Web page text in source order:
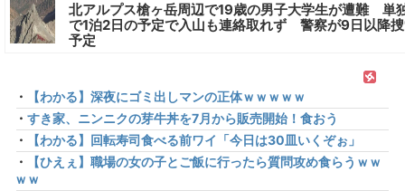
北アルプス槍ヶ岳周辺で19歳の男子大学生が遭難 単
で1泊2日の予定で入山も連絡取れず 警察が9日以降
予定
・
【わかる】深夜にゴミ出しマンの正体ｗｗｗｗｗ
・ すき家、ニンニクの芽牛丼を7月から販売開始！食おう
・
【わかる】回転寿司食べる前ワイ「今日は30皿いくぞぉ」
・
【ひえぇ】職場の女の子とご飯に行ったら質問攻め食らうｗｗ
ｗｗ